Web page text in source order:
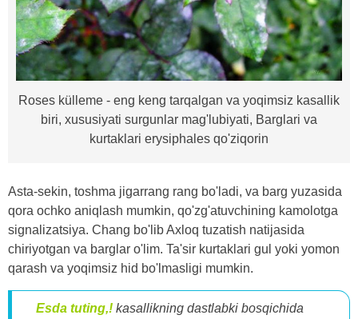
Roses külleme - eng keng tarqalgan va yoqimsiz kasallik
biri, xususiyati surgunlar mag'lubiyati, Barglari va
kurtaklari erysiphales qo'ziqorin
Asta-sekin, toshma jigarrang rang bo'ladi, va barg yuzasida
qora ochko aniqlash mumkin, qo'zg'atuvchining kamolotga
signalizatsiya. Chang bo'lib Axloq tuzatish natijasida
chiriyotgan va barglar o'lim. Ta'sir kurtaklari gul yoki yomon
qarash va yoqimsiz hid bo'lmasligi mumkin.
Esda tuting,! kasallikning dastlabki bosqichida